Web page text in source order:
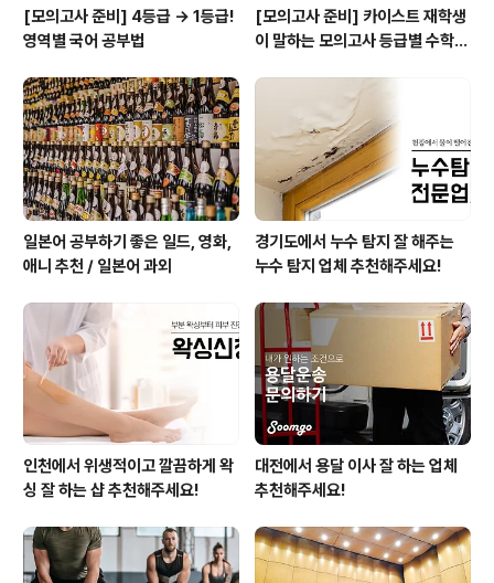
[모의고사 준비] 4등급 → 1등급!
영역별 국어 공부법
[모의고사 준비] 카이스트 재학생
이 말하는 모의고사 등급별 수학
일본어 공부하기 좋은 일드, 영화,
애니 추천 / 일본어 과외
경기도에서 누수 탐지 잘 해주는
누수 탐지 업체 추천해주세요!
인천에서 위생적이고 깔끔하게 왁
싱 잘 하는 샵 추천해주세요!
대전에서 용달 이사 잘 하는 업체
추천해주세요!